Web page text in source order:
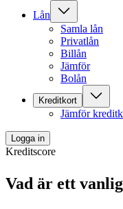
Lån
Samla lån
Privatlån
Billån
Jämför
Bolån
Kreditkort
Jämför
Logga in
Kreditscore
Vad är ett